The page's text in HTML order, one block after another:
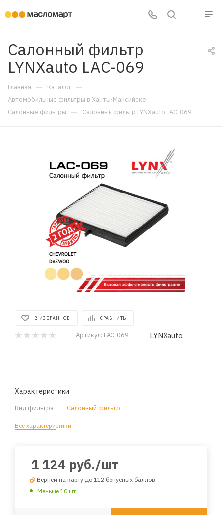
Салонный фильтр
LYNXauto LAC-069
Главная — Каталог —
Автомобильные фильтры в Ханты-Мансийске —
Салонные фильтры — Салонный фильтр LYNXauto LAC-069
В ИЗБРАННОЕ СРАВНИТЬ
Артикул: LAC-069 LYNXauto
Характеристики
Вид фильтра — Салонный фильтр
Все характеристики
1 124 руб./шт
Вернем на карту до 112 бонусных баллов
Меньше 10 шт